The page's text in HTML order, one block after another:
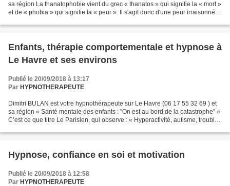
sa région La thanatophobie vient du grec « thanatos » qui signifie la « mort »
et de « phobia » qui signifie la « peur ». Il s'agit donc d'une peur irraisonnée
Enfants, thérapie comportementale et hypnose à
Le Havre et ses environs
Publié le 20/09/2018 à 13:17
Par HYPNOTHERAPEUTE
Dimitri BULAN est votre hypnothérapeute sur Le Havre (06 17 55 32 69 ) et
sa région « Santé mentale des enfants : "On est au bord de la catastrophe" »
C’est ce que titre Le Parisien, qui observe : « Hyperactivité, autisme, troubles
Hypnose, confiance en soi et motivation
Publié le 20/09/2018 à 12:58
Par HYPNOTHERAPEUTE